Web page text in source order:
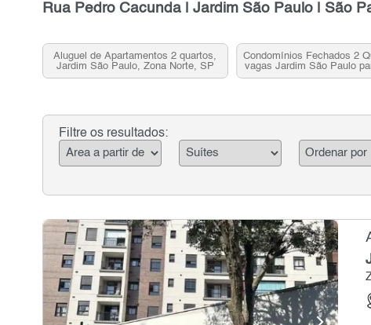
Rua Pedro Cacunda | Jardim São Paulo | São
Aluguel de Apartamentos 2 quartos,
Jardim São Paulo, Zona Norte, SP
Condomínios Fechados 2
vagas Jardim São Paulo
Zona Norte, SP
Filtre os resultados: